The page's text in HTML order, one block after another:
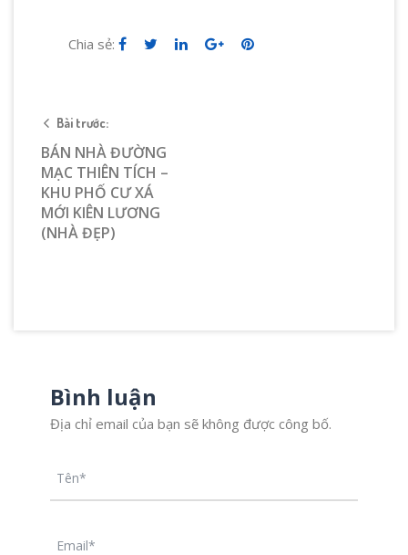
Chia sẻ:
Bài trước:
BÁN NHÀ ĐƯỜNG
MẠC THIÊN TÍCH –
KHU PHỐ CƯ XÁ
MỚI KIÊN LƯƠNG
(NHÀ ĐẸP)
Bình luận
Địa chỉ email của bạn sẽ không được công bố.